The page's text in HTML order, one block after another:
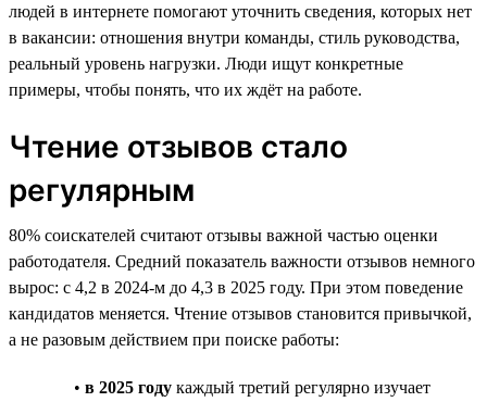
людей в интернете помогают уточнить сведения, которых нет
в вакансии: отношения внутри команды, стиль руководства,
реальный уровень нагрузки. Люди ищут конкретные
примеры, чтобы понять, что их ждёт на работе.
Чтение отзывов стало
регулярным
80% соискателей считают отзывы важной частью оценки
работодателя. Средний показатель важности отзывов немного
вырос: с 4,2 в 2024-м до 4,3 в 2025 году. При этом поведение
кандидатов меняется. Чтение отзывов становится привычкой,
а не разовым действием при поиске работы:
• в 2025 году каждый третий регулярно изучает